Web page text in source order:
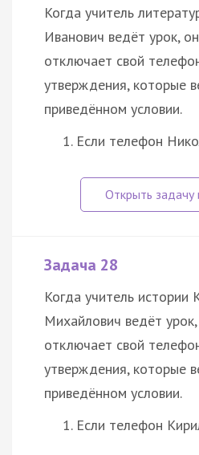
Когда учитель
Иванович ведёт урок,
отключает свой
утверждения, которые
приведённом условии.
Если телефон
Задача 28
Когда учитель истории
Михайлович ведёт
отключает свой
утверждения, которые
приведённом условии.
Если телефон